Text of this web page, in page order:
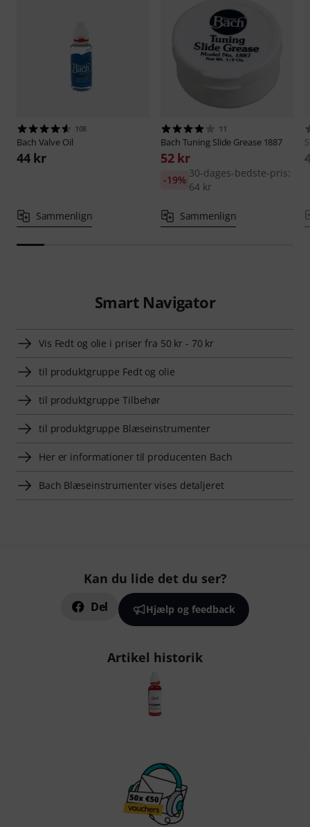
108
Bach Valve Oil
44 kr
Sammenlign
11
Bach Tuning Slide Grease 1887
52 kr
30-dages-bedste-pris:
64 kr
-19%
Sammenlign
Smart Navigator
Vis Fedt og olie i priser fra 50 kr - 70 kr
til produktgruppe Fedt og olie
til produktgruppe Tilbehør
til produktgruppe Blæseinstrumenter
Her er informationer til producenten Bach
Bach Blæseinstrumenter vises detaljeret
Kan du lide det du ser?
Del Hjælp og feedback
Artikel historik